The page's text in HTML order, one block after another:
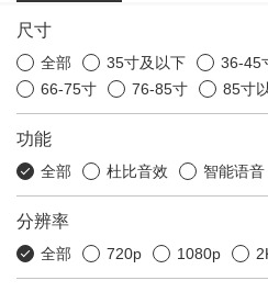
尺寸
全部 35寸及以下 36-45
66-75寸
76-85寸 85寸
功能
全部 杜比音效 智能语音
分辨率
全部 720p 1080p